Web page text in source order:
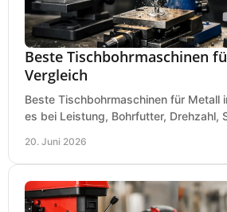
Beste Tischbohrmaschinen
Vergleich
Beste Tischbohrmaschinen für Metall
es bei Leistung, Bohrfutter, Drehzahl,
20. Juni 2026